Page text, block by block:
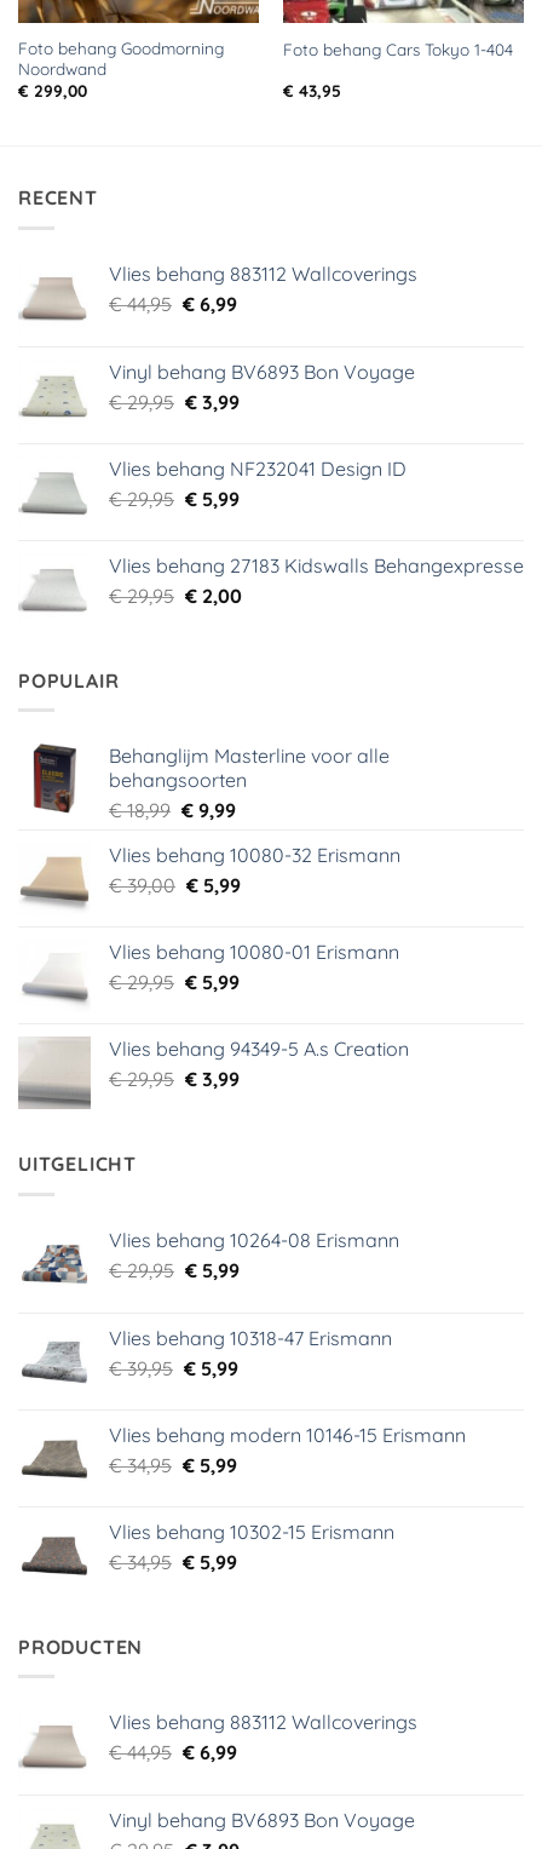
Foto behang Goodmorning
Noordwand
€ 299,00
Foto behang Cars Tokyo 1-404
€ 43,95
RECENT
Vlies behang 883112 Wallcoverings
€44,95 Oorspronkelijke
€ 44,95.
€6,99Huidige
€ 6,99.
Vinyl behang BV6893 Bon Voyage
€29,95 Oorspronkelijke
€ 29,95.
€3,99Huidige
€ 3,99.
Vlies behang NF232041 Design ID
€29,95 Oorspronkelijke
€ 29,95.
€5,99Huidige
€ 5,99.
Vlies behang 27183 Kidswalls Behangexpresse
€29,95 Oorspronkelijke
€2,00Huidige
POPULAIR
Behanglijm Masterline voor alle
behangsoorten
€18,99 Oorspronkelijke
was:
€ 18,99.
€9,99Huidige
is:
€ 9,99.
Vlies behang 10080-32 Erismann
€39,00 Oorspronkelijke
€ 39,00.
€5,99Huidige
€ 5,99.
Vlies behang 10080-01 Erismann
€29,95 Oorspronkelijke
€ 29,95.
€5,99Huidige
€ 5,99.
Vlies behang 94349-5 A.s Creation
€29,95 Oorspronkelijke
€3,99Huidige
UITGELICHT
Vlies behang 10264-08 Erismann
€29,95 Oorspronkelijke
€ 29,95.
€5,99Huidige
€ 5,99.
Vlies behang 10318-47 Erismann
€39,95 Oorspronkelijke
€ 39,95.
€5,99Huidige
€ 5,99.
Vlies behang modern 10146-15 Erismann
€34,95 Oorspronkelijke
€ 34,95.
€5,99Huidige
€ 5,99.
Vlies behang 10302-15 Erismann
€34,95 Oorspronkelijke
€5,99Huidige
PRODUCTEN
Vlies behang 883112 Wallcoverings
€44,95 Oorspronkelijke
€ 44,95.
€6,99Huidige
€ 6,99.
Vinyl behang BV6893 Bon Voyage